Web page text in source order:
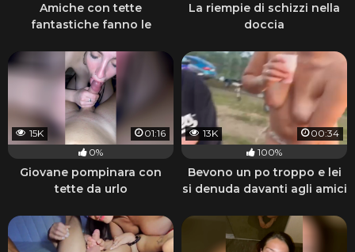
Amiche con tette
fantastiche fanno le
La riempie di schizzi nella
doccia
15K
01:16
0%
Giovane pompinara con
tette da urlo
13K
00:34
100%
Bevono un po troppo e lei
si denuda davanti agli amici